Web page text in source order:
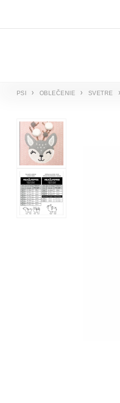
PSI OBLEČENIE SVETRE